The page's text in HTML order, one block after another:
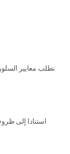
نطلب معايير
استنادا إلى